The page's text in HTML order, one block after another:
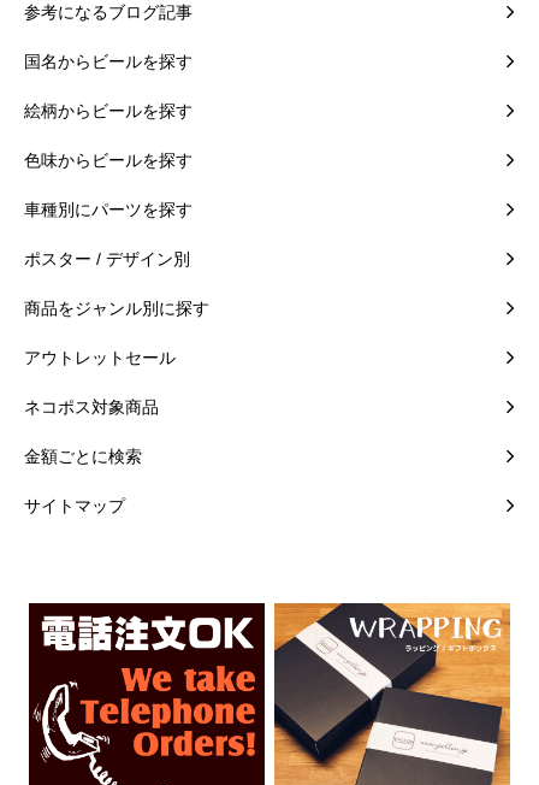
参考になるブログ記事
国名からビールを探す
絵柄からビールを探す
色味からビールを探す
車種別にパーツを探す
ポスター / デザイン別
商品をジャンル別に探す
アウトレットセール
ネコポス対象商品
金額ごとに検索
サイトマップ